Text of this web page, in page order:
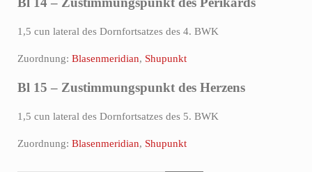
1,5 cun lateral des Dornfortsatzes des 4. BWK
Zuordnung: Blasenmeridian, Shupunkt
Bl 15 – Zustimmungspunkt des Herzens
1,5 cun lateral des Dornfortsatzes des 5. BWK
Zuordnung: Blasenmeridian, Shupunkt